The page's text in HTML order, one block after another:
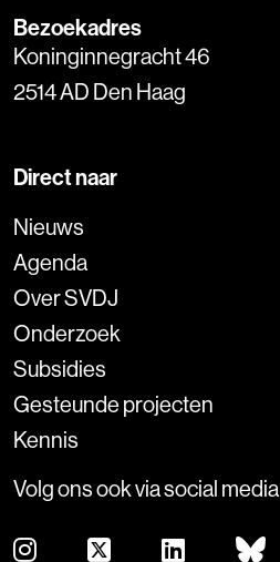
Bezoekadres
Koninginnegracht 46
2514 AD Den Haag
Direct naar
Nieuws
Agenda
Over SVDJ
Onderzoek
Subsidies
Gesteunde projecten
Kennis
Volg ons ook via social media